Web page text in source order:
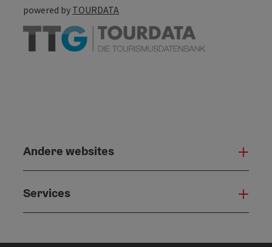
powered by TOURDATA
Andere websites
Services